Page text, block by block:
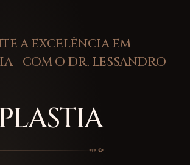
A EXCELÊNCIA EM
COM O DR. LESSANDRO